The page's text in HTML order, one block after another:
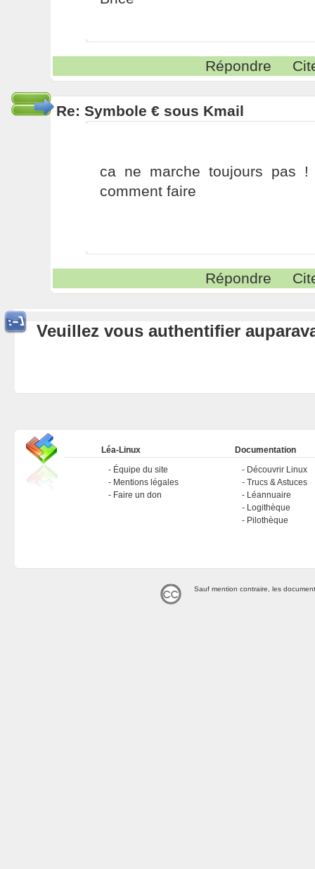
Répondre
Re: Symbole € sous Kmail
ca ne marche toujours pas
comment faire
Répondre
Veuillez vous authentifier
Léa-Linux
Équipe du site
Mentions légales
Faire un don
Documentation
Découvrir Linux
Trucs & Astuces
Léannuaire
Logithèque
Pilothèque
Sauf mention contraire, les